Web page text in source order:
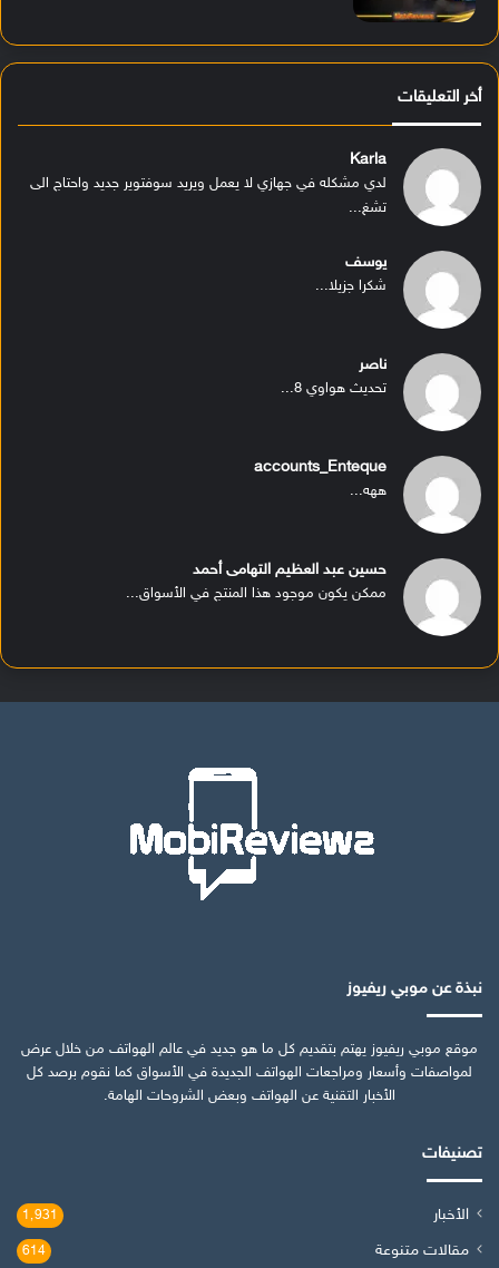
أخر التعليقات
Karla
لدي مشكله في جهازي لا يعمل ويريد سوفتوير جديد واحتاج الى
تشغ...
يوسف
شكرا جزيلا...
ناصر
تحديث هواوي 8...
accounts_Enteque
ههه...
حسين عبد العظيم التهامى أحمد
ممكن يكون موجود هذا المنتج في الأسواق...
نبذة عن موبي ريفيوز
موقع موبي ريفيوز يهتم بتقديم كل ما هو جديد في عالم الهواتف من خلال عرض
لمواصفات وأسعار ومراجعات الهواتف الجديدة في الأسواق كما نقوم برصد كل
الأخبار التقنية عن الهواتف وبعض الشروحات الهامة.
تصنيفات
الأخبار 1٬931
مقالات متنوعة 614